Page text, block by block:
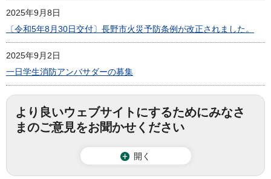
2025年9月8日
〔令和5年8月30日交付〕長野市火災予防条例が改正されました。
2025年9月2日
一日学生消防アンバサダーの募集
より良いウェブサイトにするためにみなさ
まのご意見をお聞かせください
開く